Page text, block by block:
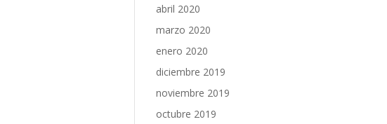
abril 2020
marzo 2020
enero 2020
diciembre 2019
noviembre 2019
octubre 2019